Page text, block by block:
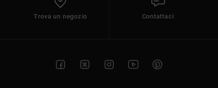
Trova un negozio Contattaci